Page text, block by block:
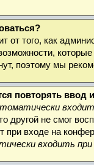
от того, как
поэтому мы
повторять ввод
другой не смог
при входе на
входить